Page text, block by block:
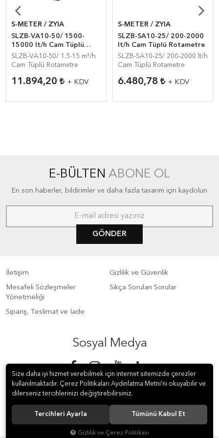
S-METER / ZYIA
SLZB-VA10-50/ 1500-
15000 lt/h Cam Tüplü
Rotametre
SLZB-VA10-50/ 1.5-15 m³/h
Cam Tüplü Rotametre
11.894,20 + KDV
S-METER / ZYIA
SLZB-SA10-25/ 200-2000
lt/h Cam Tüplü Rotametre
SLZB-SA10-25/ 200-2000 lt/h
Cam Tüplü Rotametre
6.480,78 + KDV
E-BÜLTEN ABONE OL
En son haberler, bildirimler ve daha fazla tasarım için kaydolun
GÖNDER
İletişim
Gizlilik ve Güvenlik
Mesafeli Sözleşmeler
Yönetmeliği
Sıkça Sorulan Sorular
Sipariş, Teslimat ve İade
Sosyal Medya
© 2018 S Meter Sayaç ve Otomasyon A.Ş. Tüm hakları saklıdır.
Size daha iyi hizmet verebilmek için internet sitemizde çerezler
kullanılmaktadır. Çerez Politikaları Aydınlatma Metni’ni okuyabilir ve
dilerseniz tercihlerinizi değiştirebilirsiniz.
Tercihleri Ayarla Tümünü Kabul Et
Gizlilik ve Çerez Politikası